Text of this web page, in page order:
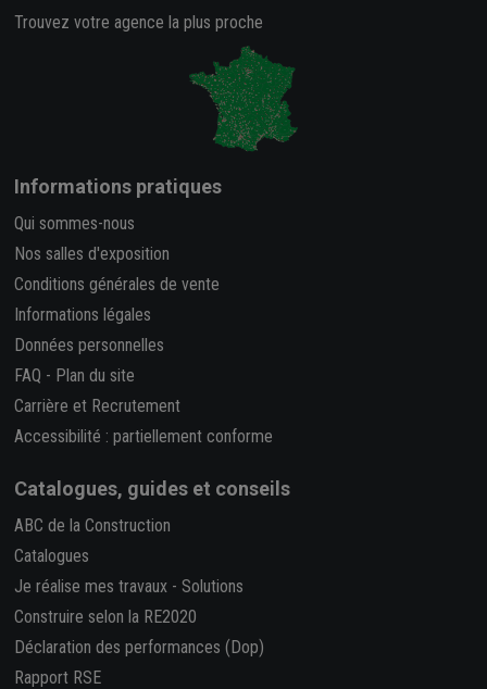
Trouvez votre agence la plus proche
Informations pratiques
Qui sommes-nous
Nos salles d'exposition
Conditions générales de vente
Informations légales
Données personnelles
FAQ - Plan du site
Carrière et Recrutement
Accessibilité : partiellement conforme
Catalogues, guides et conseils
ABC de la Construction
Catalogues
Je réalise mes travaux - Solutions
Construire selon la RE2020
Déclaration des performances (Dop)
Rapport RSE